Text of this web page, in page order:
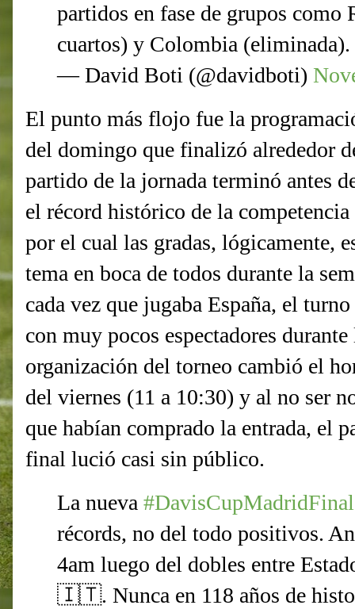
partidos en fase de grupos como
cuartos) y Colombia
— David Boti (@davidboti)
El punto más flojo fue la
del domingo que finalizó alrededor
partido de la jornada terminó antes
el récord histórico de la
por el cual las gradas, lógicamente,
tema en boca de todos durante la
cada vez que jugaba España, el
con muy pocos espectadores
organización del torneo cambió el
del viernes (11 a 10:30) y al no ser
que habían comprado la entrada, el
final lució casi sin público.
La nueva
récords, no del todo positivos.
4am luego del dobles entre
🇮🇹. Nunca en 118 años de